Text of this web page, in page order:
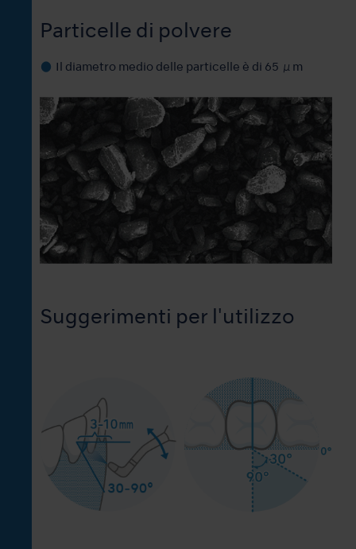
Particelle di polvere
Il diametro medio delle particelle è di 65 μm
Suggerimenti per l'utilizzo